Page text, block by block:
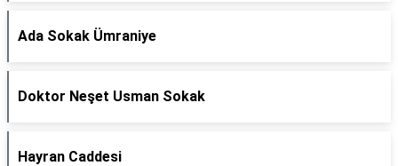
Ada Sokak Ümraniye
Doktor Neşet Usman Sokak
Hayran Caddesi